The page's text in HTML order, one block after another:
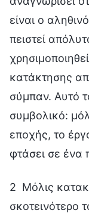
είναι ο
πειστεί
κατάκτησης
σύμπαν. Αυτό
συμβολικό:
εποχής, το
φτάσει σε ένα
2 Μόλις
σκοτεινότερο